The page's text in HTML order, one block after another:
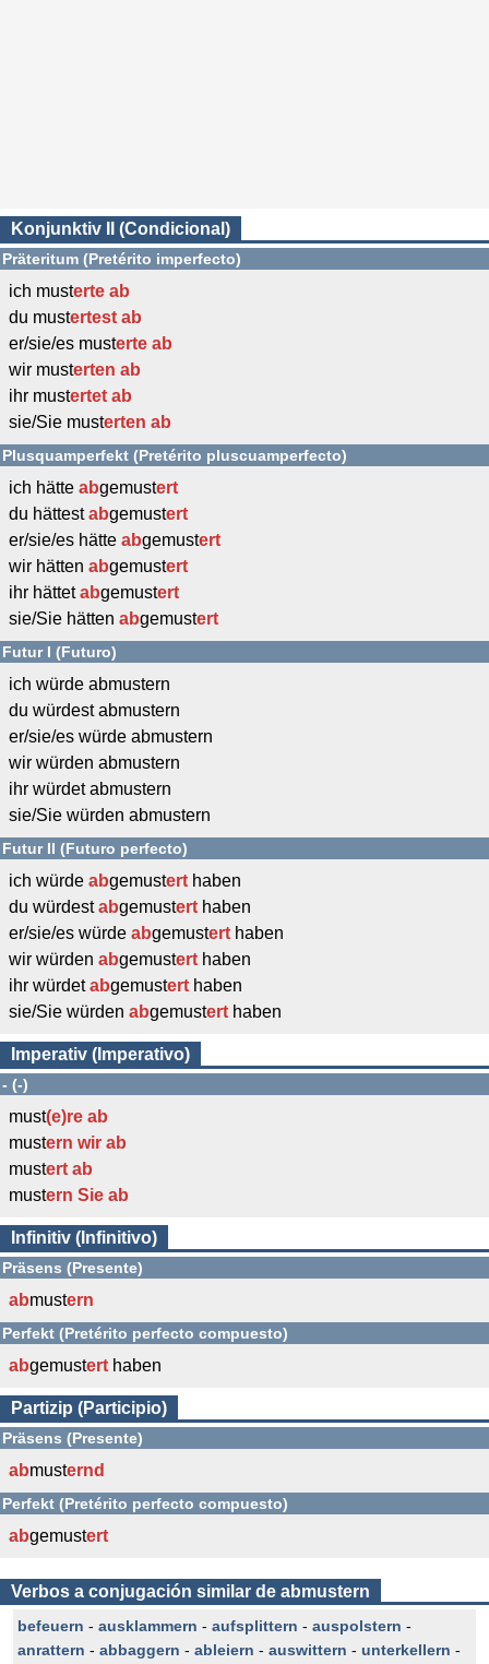
Konjunktiv II (Condicional)
Präteritum (Pretérito imperfecto)
ich musterte ab
du mustertest ab
er/sie/es musterte ab
wir musterten ab
ihr mustertet ab
sie/Sie musterten ab
Plusquamperfekt (Pretérito pluscuamperfecto)
ich hätte abgemustert
du hättestabgemustert
er/sie/es hätte abgemustert
wir hätten abgemustert
ihr hättetabgemustert
sie/Sie hätten abgemustert
Futur I (Futuro)
ich würde abmustern
du würdest abmustern
er/sie/es würde abmustern
wir würden abmustern
ihr würdet abmustern
sie/Sie würden abmustern
Futur II (Futuro perfecto)
ich würde abgemustert haben
du würdestabgemustert haben
er/sie/es würde abgemustert haben
wir würden abgemustert haben
ihr würdetabgemustert haben
sie/Sie würden abgemustert haben
Imperativ (Imperativo)
- (-)
must(e)re ab
mustern wir ab
mustert ab
mustern Sie ab
Infinitiv (Infinitivo)
Präsens (Presente)
abmustern
Perfekt (Pretérito perfecto compuesto)
abgemustert haben
Partizip (Participio)
Präsens (Presente)
abmusternd
Perfekt (Pretérito perfecto compuesto)
abgemustert
Verbos a conjugación similar de abmustern
befeuern - ausklammern - aufsplittern - auspolstern -
anrattern - abbaggern - ableiern - auswittern - unterkellern -